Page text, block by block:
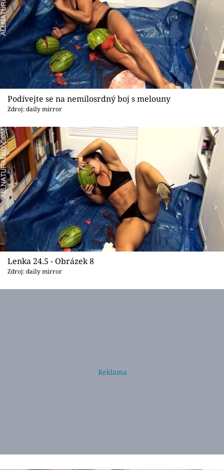
Podívejte se na nemilosrdný boj s melouny
Zdroj: daily mirror
Lenka 24.5 - Obrázek 8
Zdroj: daily mirror